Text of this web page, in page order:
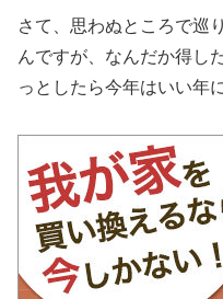
さて、思わぬところで巡
んですが、なんだか得し
っとしたら今年はいい年